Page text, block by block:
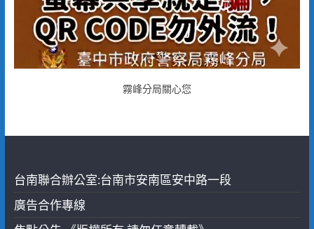
霧峰分局關心您
台南聯合辦公室:台南市安南區安中路一段
廣告合作專線